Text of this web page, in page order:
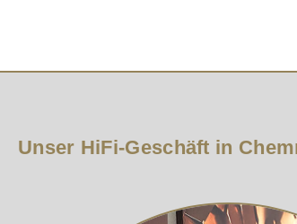
Um die Effizienz zu
Alle sieben Modelle nutzen
Unser HiFi-Geschäft in